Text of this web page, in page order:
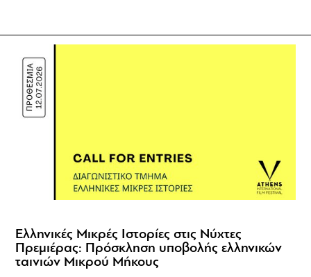
Ελληνικές Μικρές Ιστορίες στις Νύχτες
Πρεμιέρας: Πρόσκληση υποβολής ελληνικών
ταινιών Μικρού Μήκους